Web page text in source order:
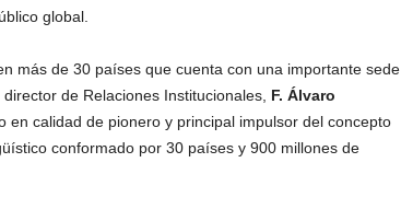
global.
más de 30 países que cuenta con una importante sede
de Relaciones Institucionales, F. Álvaro
en calidad de pionero y principal impulsor del concepto
conformado por 30 países y 900 millones de